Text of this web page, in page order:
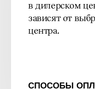
в дилерском
зависят от
центра.
СПОСОБЫ